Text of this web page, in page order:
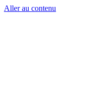
Aller au contenu